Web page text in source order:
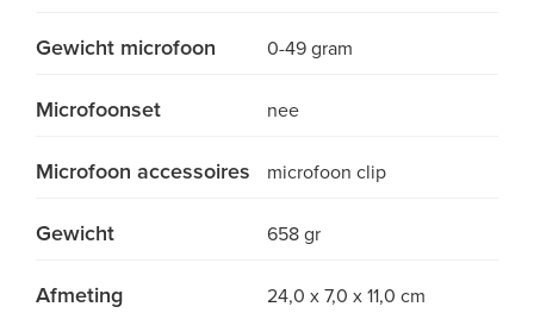
Gewicht microfoon 0-49 gram
Microfoonset nee
Microfoon accessoires microfoon clip
Gewicht 658 gr
Afmeting 24,0 x 7,0 x 11,0 cm